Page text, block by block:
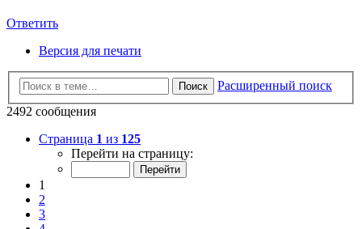
Ответить
Версия для печати
Поиск
Расширенный поиск
2492 сообщения
Страница 1 из 125
Перейти на страницу:
1
2
3